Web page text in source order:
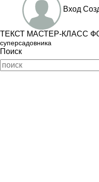
Вход
ТЕКСТ МАСТЕР-КЛАСС
суперсадовника
Поиск